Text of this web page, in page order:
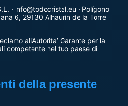
· info@todocristal.eu · Polígono
6, 29130 Alhaurín de la Torre
all’Autorita’ Garante per la
competente nel tuo paese di
della presente